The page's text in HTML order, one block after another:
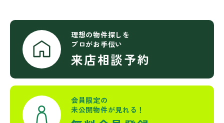
理想の物件探しを
プロがお手伝い
来店相談予約
会員限定の
未公開物件が見れる！